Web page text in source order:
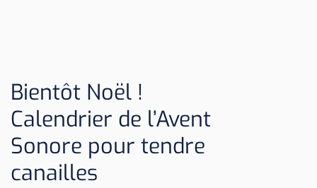
Bientôt Noël !
Calendrier de l’Avent
Sonore pour tendre
canailles